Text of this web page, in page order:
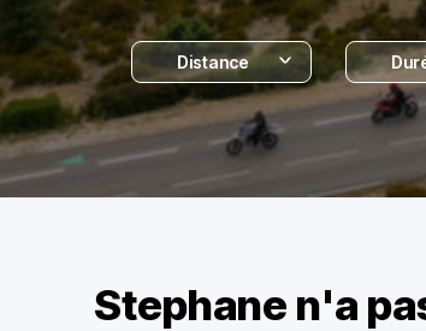
Distance
Stephane n'a